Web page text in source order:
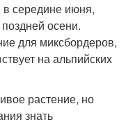
середине июня,
осени.
для миксбордеров,
на альпийских
растение, но
знать